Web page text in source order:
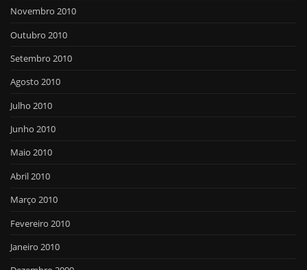
Novembro 2010
Outubro 2010
Setembro 2010
Agosto 2010
Julho 2010
Junho 2010
Maio 2010
Abril 2010
Março 2010
Fevereiro 2010
Janeiro 2010